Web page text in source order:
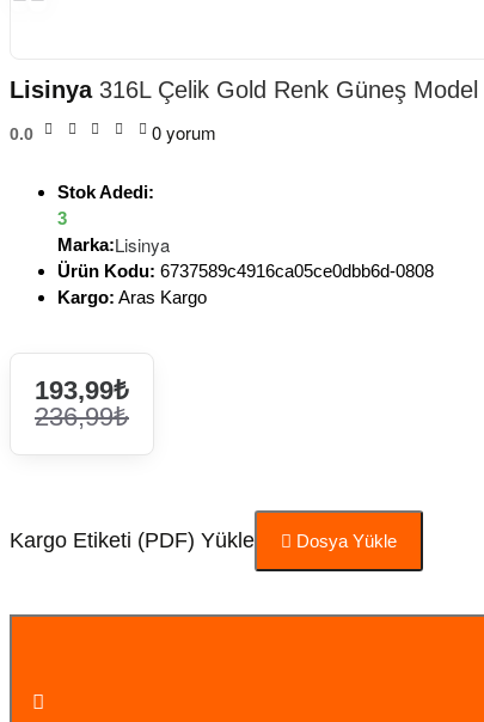
Lisinya316L Çelik Gold Renk Güneş Model
0.0 0 yorum
Stok Adedi:
3
Marka:Lisinya
Ürün Kodu: 6737589c4916ca05ce0dbb6d-0808
Kargo: Aras Kargo
193,99₺
236,99₺
Kargo Etiketi (PDF) Yükle Dosya Yükle